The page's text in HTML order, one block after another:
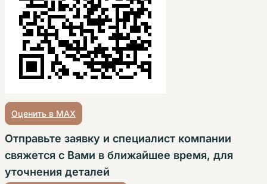
Оценить в MAX
Отправьте заявку и специалист компании
свяжется с Вами в ближайшее время, для
уточнения деталей